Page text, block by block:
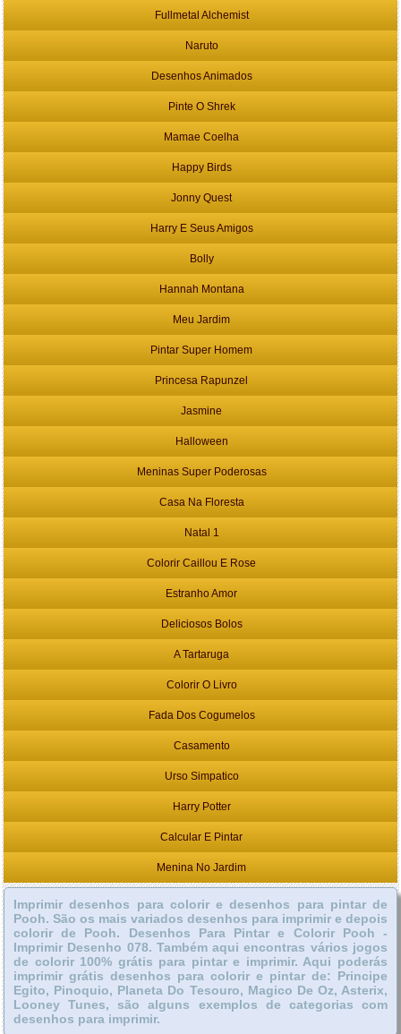
Fullmetal Alchemist
Naruto
Desenhos Animados
Pinte O Shrek
Mamae Coelha
Happy Birds
Jonny Quest
Harry E Seus Amigos
Bolly
Hannah Montana
Meu Jardim
Pintar Super Homem
Princesa Rapunzel
Jasmine
Halloween
Meninas Super Poderosas
Casa Na Floresta
Natal 1
Colorir Caillou E Rose
Estranho Amor
Deliciosos Bolos
A Tartaruga
Colorir O Livro
Fada Dos Cogumelos
Casamento
Urso Simpatico
Harry Potter
Calcular E Pintar
Menina No Jardim
Imprimir desenhos para colorir e desenhos para pintar de
Pooh. São os mais variados desenhos para imprimir e depois
colorir de Pooh. Desenhos Para Pintar e Colorir Pooh -
Imprimir Desenho 078. Também aqui encontras vários jogos
de colorir 100% grátis para pintar e imprimir. Aqui poderás
imprimir grátis desenhos para colorir e pintar de: Principe
Egito, Pinoquio, Planeta Do Tesouro, Magico De Oz, Asterix,
Looney Tunes, são alguns exemplos de categorias com
desenhos para imprimir.